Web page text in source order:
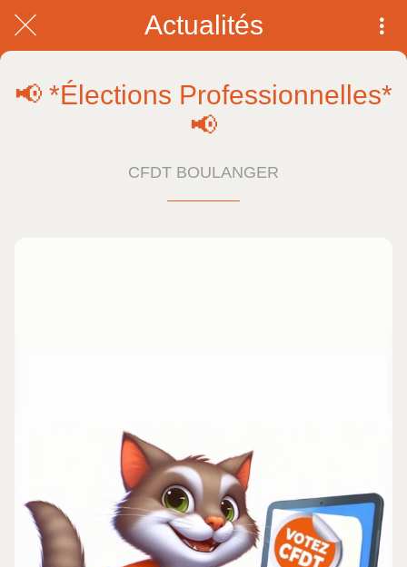
Actualités
📢 *Élections Professionnelles*
📢
CFDT BOULANGER